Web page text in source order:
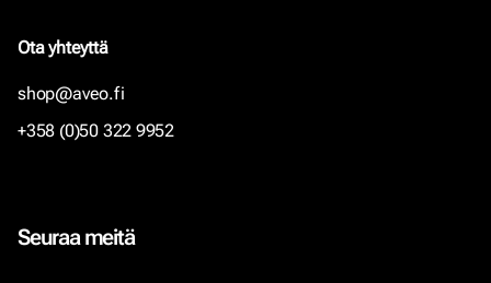
Ota yhteyttä
shop@aveo.fi
+358 (0)50 322 9952
Seuraa meitä